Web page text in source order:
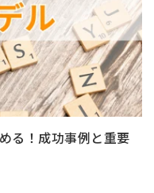
る！成功事例と重要